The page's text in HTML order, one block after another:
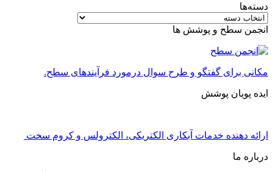
دسته‌ها
دسته‌ها
انجمن سطح و پوشش ها
مکانی برای گفتگو و طرح سوال درمورد فرآیندهای سطح.
ایده پویان پوشش
ارائه دهنده خدمات آبکاری الکتریکی، الکترولس و کروم سخت
درباره ما